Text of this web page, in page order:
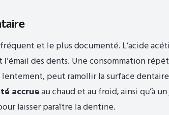
et le plus documenté. L’acide
des dents. Une consommation
peut ramollir la surface
accrueau chaud et au froid, ainsi qu’à
laisser paraître la dentine.